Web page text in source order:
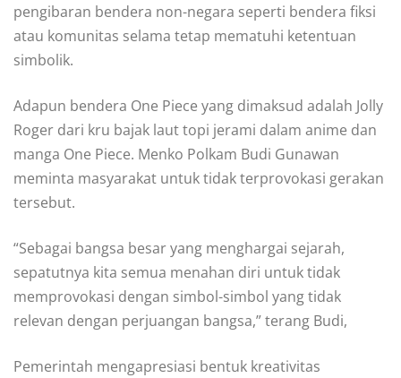
pengibaran bendera non-negara seperti bendera fiksi
atau komunitas selama tetap mematuhi ketentuan
simbolik.
Adapun bendera One Piece yang dimaksud adalah Jolly
Roger dari kru bajak laut topi jerami dalam anime dan
manga One Piece. Menko Polkam Budi Gunawan
meminta masyarakat untuk tidak terprovokasi gerakan
tersebut.
“Sebagai bangsa besar yang menghargai sejarah,
sepatutnya kita semua menahan diri untuk tidak
memprovokasi dengan simbol-simbol yang tidak
relevan dengan perjuangan bangsa,” terang Budi,
Pemerintah mengapresiasi bentuk kreativitas